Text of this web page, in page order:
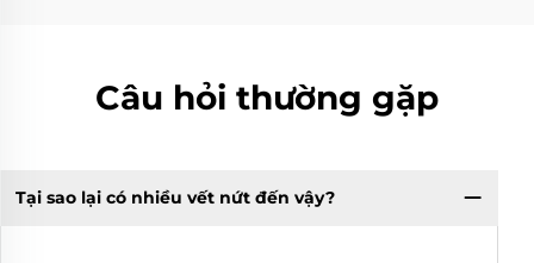
Câu hỏi thường gặp
Tại sao lại có nhiều vết nứt đến vậy?